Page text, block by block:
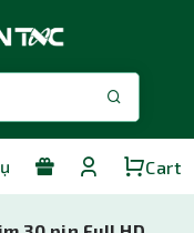
Cart